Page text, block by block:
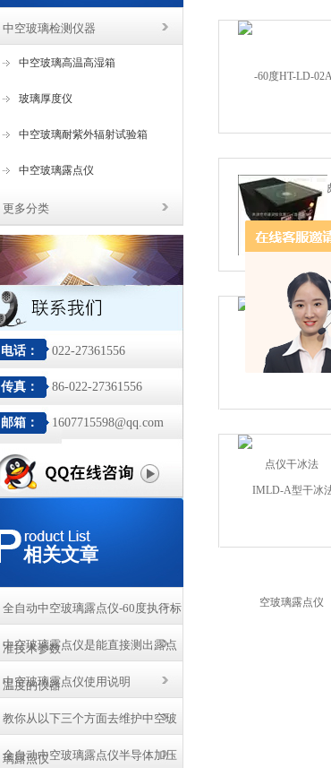
中空玻璃检测仪器
中空玻璃高温高湿箱
玻璃厚度仪
中空玻璃耐紫外辐射试验箱
中空玻璃露点仪
更多分类
电话： 022-27361556
传真： 86-022-27361556
邮箱： 1607715598@qq.com
相关文章
全自动中空玻璃露点仪-60度执行标
准技术参数
中空玻璃露点仪是能直接测出露点
温度的仪器
中空玻璃露点仪使用说明
教你从以下三个方面去维护中空玻
璃露点仪
全自动中空玻璃露点仪半导体加压